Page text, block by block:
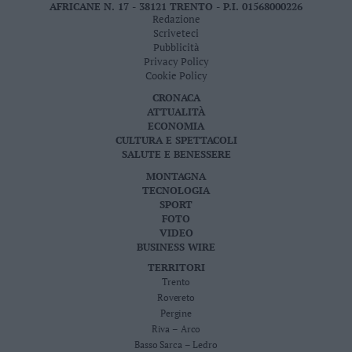
AFRICANE N. 17 - 38121 TRENTO - P.I. 01568000226
Redazione
Scriveteci
Pubblicità
Privacy Policy
Cookie Policy
CRONACA
ATTUALITÀ
ECONOMIA
CULTURA E SPETTACOLI
SALUTE E BENESSERE
MONTAGNA
TECNOLOGIA
SPORT
FOTO
VIDEO
BUSINESS WIRE
TERRITORI
Trento
Rovereto
Pergine
Riva – Arco
Basso Sarca – Ledro